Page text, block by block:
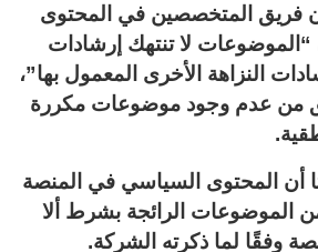
فريق المتخصصين في المحتوى
“الموضوعات لا تنتهك إرشادات
النزاهة الأخرى المعمول بها”،
من عدم وجود موضوعات مكررة
أن المحتوى السياسي في المنصة
الرائجة بشرط ألا
وفقًا لما ذكرته الشركة.